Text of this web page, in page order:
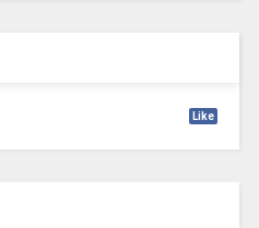
Like